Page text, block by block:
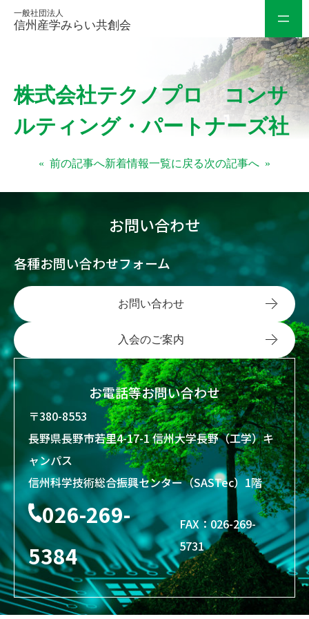
容
を
キ
一般社団法人
信州産学みらい共創会
株式会社テクノプロ コンサ
ルティング・パートナーズ社
« 前の記事へ新着情報一覧に戻る次の記事へ »
お問い合わせ
各種お問い合わせフォーム
お問い合わせ
入会のご案内
お電話等お問い合わせ
〒380-8553
長野県長野市若里4-17-1 信州大学長野（工学）キ
ャンパス
信州科学技術総合振興センター（SASTec）1階
026-269-
5384
FAX：026-269-
5731